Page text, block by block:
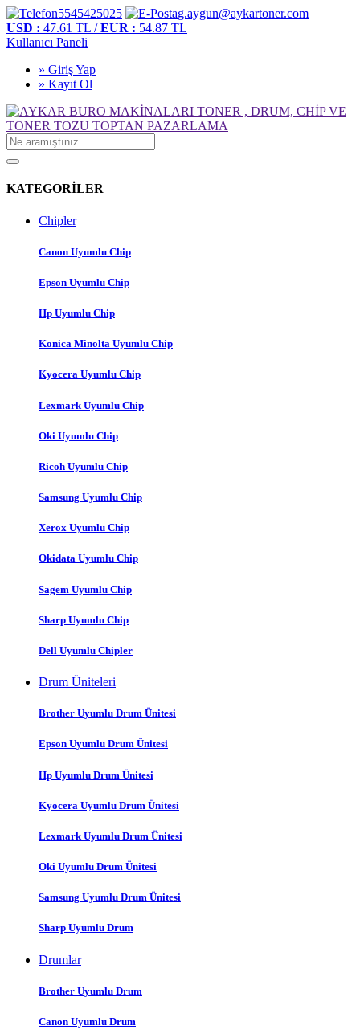
5545425025
g.aygun@aykartoner.com
USD : 47.61 TL /EUR : 54.87 TL
Kullanıcı Paneli
» Giriş Yap
» Kayıt Ol
KATEGORİLER
Chipler
Canon Uyumlu Chip
Epson Uyumlu Chip
Hp Uyumlu Chip
Konica Minolta Uyumlu Chip
Kyocera Uyumlu Chip
Lexmark Uyumlu Chip
Oki Uyumlu Chip
Ricoh Uyumlu Chip
Samsung Uyumlu Chip
Xerox Uyumlu Chip
Okidata Uyumlu Chip
Sagem Uyumlu Chip
Sharp Uyumlu Chip
Dell Uyumlu Chipler
Drum Üniteleri
Brother Uyumlu Drum Ünitesi
Epson Uyumlu Drum Ünitesi
Hp Uyumlu Drum Ünitesi
Kyocera Uyumlu Drum Ünitesi
Lexmark Uyumlu Drum Ünitesi
Oki Uyumlu Drum Ünitesi
Samsung Uyumlu Drum Ünitesi
Sharp Uyumlu Drum
Drumlar
Brother Uyumlu Drum
Canon Uyumlu Drum